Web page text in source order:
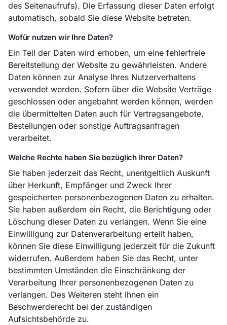
des Seitenaufrufs). Die Erfassung dieser Daten erfolgt
automatisch, sobald Sie diese Website betreten.
Wofür nutzen wir Ihre Daten?
Ein Teil der Daten wird erhoben, um eine fehlerfreie
Bereitstellung der Website zu gewährleisten. Andere
Daten können zur Analyse Ihres Nutzerverhaltens
verwendet werden. Sofern über die Website Verträge
geschlossen oder angebahnt werden können, werden
die übermittelten Daten auch für Vertragsangebote,
Bestellungen oder sonstige Auftragsanfragen
verarbeitet.
Welche Rechte haben Sie bezüglich Ihrer Daten?
Sie haben jederzeit das Recht, unentgeltlich Auskunft
über Herkunft, Empfänger und Zweck Ihrer
gespeicherten personenbezogenen Daten zu erhalten.
Sie haben außerdem ein Recht, die Berichtigung oder
Löschung dieser Daten zu verlangen. Wenn Sie eine
Einwilligung zur Datenverarbeitung erteilt haben,
können Sie diese Einwilligung jederzeit für die Zukunft
widerrufen. Außerdem haben Sie das Recht, unter
bestimmten Umständen die Einschränkung der
Verarbeitung Ihrer personenbezogenen Daten zu
verlangen. Des Weiteren steht Ihnen ein
Beschwerderecht bei der zuständigen
Aufsichtsbehörde zu.